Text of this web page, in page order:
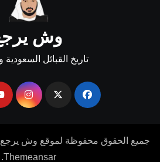
وش
تاريخ القبائل
جميع الحقوق محفوظة لموقع وش يرجع
Themeansar
.